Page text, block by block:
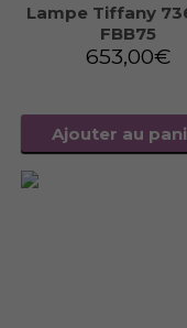
Lampe Tiffany
FBB75
653,00€
Ajouter au